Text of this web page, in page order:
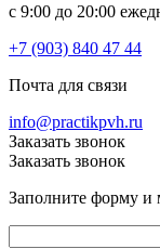
c 9:00 до 20:00
+7 (903) 840 47 44
Почта для связи
info@practikpvh.ru
Заказать звонок
Заказать звонок
Заполните форму и